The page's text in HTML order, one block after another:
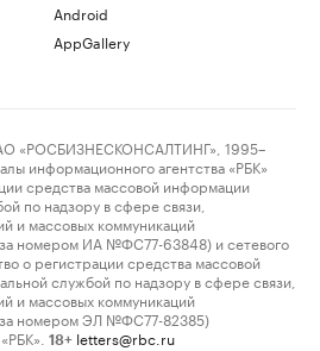
Android
AppGallery
«РОСБИЗНЕСКОНСАЛТИНГ», 1995–
информационного агентства «РБК»
средства массовой информации
по надзору в сфере связи,
и массовых коммуникаций
номером ИА №ФС77-63848) и сетевого
о регистрации средства массовой
службой по надзору в сфере связи,
и массовых коммуникаций
номером ЭЛ №ФС77-82385)
18+ letters@rbc.ru